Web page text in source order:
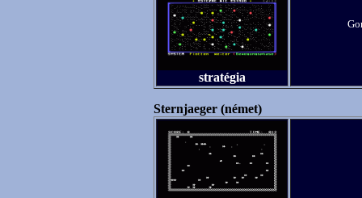
stratégia
Sternjaeger (német)